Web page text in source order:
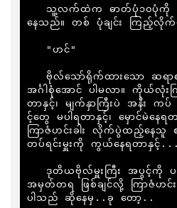
နေသည်။ တစ် ပုံချင်း ကြည့်လို
အင်္ဂါစုံအောင် ပါမလာ။ ကိုယ်လုံးကြီး
တာနှင့်၊ မျက်နှာကြီးပဲ အနီး ကပ်
င့်တွေ မပါရတာနှင့်၊ မှောင်မဲနေရ
ကြာဇံဟင်းခါး လိုက်ပွဲထည့်န
တပ်ရင်းမှူးကို ကွယ်နေရတာနှင့်....
အမှတ်တရ ဖြစ်ချင်လို့ ကြာဇံဟင်းခ
ပါသည် ဆိုနေမှ..ခု တော့..